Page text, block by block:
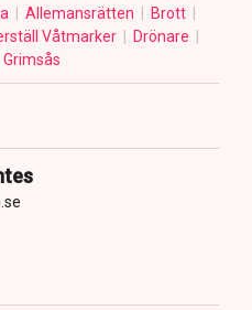
Allemansrätten
Brott
Våtmarker
Drönare
Grimsås